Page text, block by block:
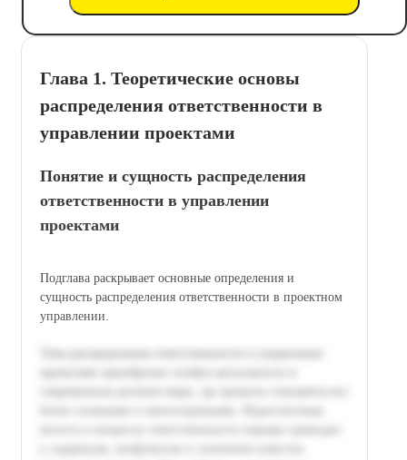
Глава 1. Теоретические основы
распределения ответственности в
управлении проектами
Понятие и сущность распределения
ответственности в управлении
проектами
Подглава раскрывает основные определения и
сущность распределения ответственности в проектном
управлении.